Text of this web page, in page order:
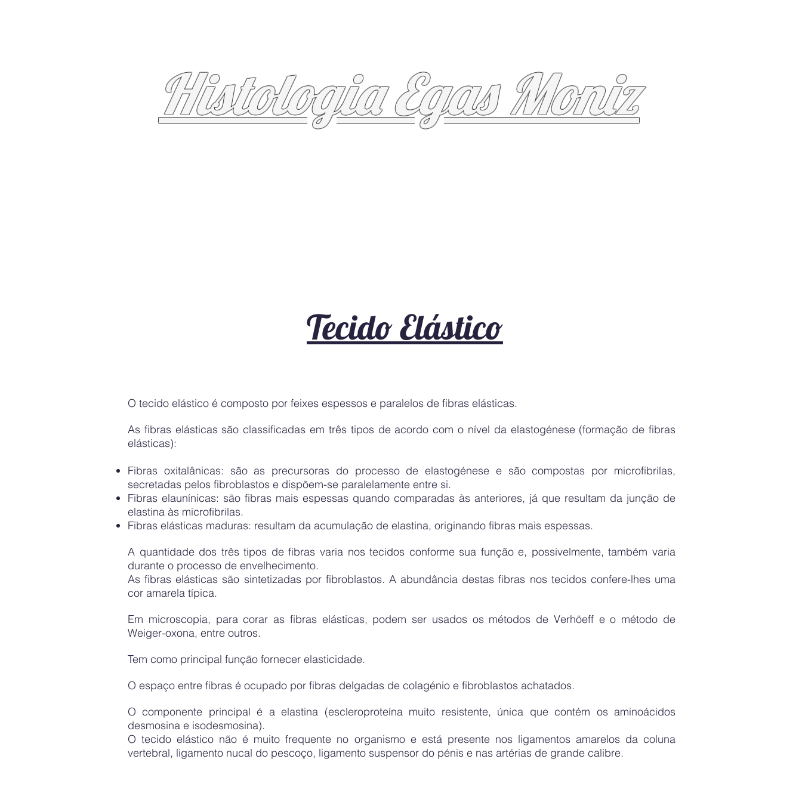
Histologia Egas Moniz
Tecido Elástico
O tecido elástico é composto por feixes espessos e paralelos de fibras elásticas.
As fibras elásticas são classificadas em três tipos de acordo com o nível da elastogénese (formação de fibras
elásticas):
Fibras oxitalânicas: são as precursoras do processo de elastogénese e são compostas por microfibrilas,
secretadas pelos fibroblastos e dispõem-se paralelamente entre si.
Fibras elaunínicas: são fibras mais espessas quando comparadas às anteriores, já que resultam da junção de
elastina às microfibrilas.
Fibras elásticas maduras: resultam da acumulação de elastina, originando fibras mais espessas.
A quantidade dos três tipos de fibras varia nos tecidos conforme sua função e, possivelmente, também varia
durante o processo de envelhecimento.
As fibras elásticas são sintetizadas por fibroblastos. A abundância destas fibras nos tecidos confere-lhes uma
cor amarela típica.
Em microscopia, para corar as fibras elásticas, podem ser usados os métodos de Verhöeff e o método de
Weiger-oxona, entre outros.
Tem como principal função fornecer elasticidade.
O espaço entre fibras é ocupado por fibras delgadas de colagénio e fibroblastos achatados.
O componente principal é a elastina (escleroproteína muito resistente, única que contém os aminoácidos
desmosina e isodesmosina).
O tecido elástico não é muito frequente no organismo e está presente nos ligamentos amarelos da coluna
vertebral, ligamento nucal do pescoço, ligamento suspensor do pénis e nas artérias de grande calibre.